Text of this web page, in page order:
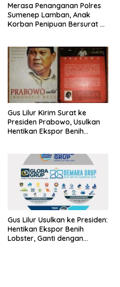
Merasa Penanganan Polres
Sumenep Lamban, Anak
Korban Penipuan Bersurat ke
Gus Lilur Kirim Surat ke
Presiden Prabowo, Usulkan
Hentikan Ekspor Benih
Gus Lilur Usulkan ke Presiden:
Hentikan Ekspor Benih
Lobster, Ganti dengan